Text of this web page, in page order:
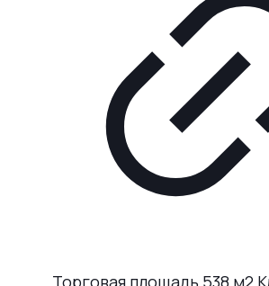
Торговая площадь 538 м2